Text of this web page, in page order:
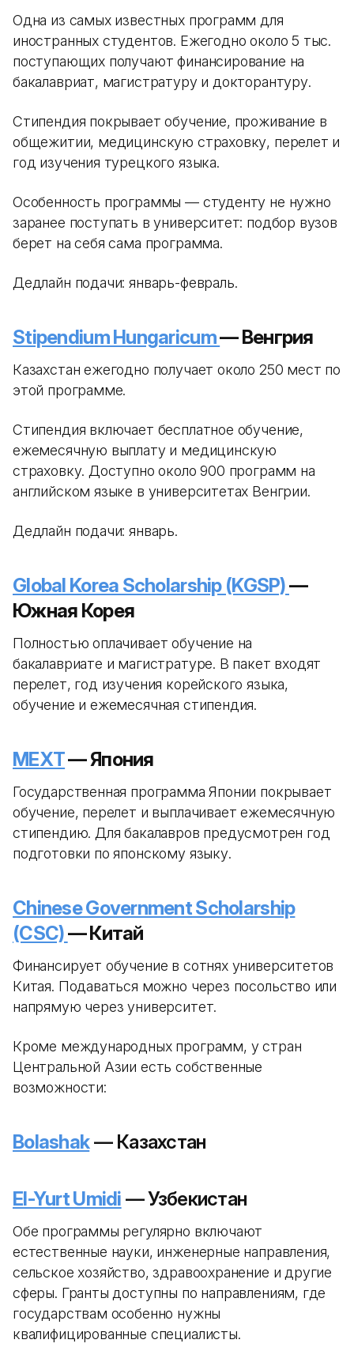
Одна из самых известных программ для
иностранных студентов. Ежегодно около 5 тыс.
поступающих получают финансирование на
бакалавриат, магистратуру и докторантуру.
Стипендия покрывает обучение, проживание в
общежитии, медицинскую страховку, перелет и
год изучения турецкого языка.
Особенность программы — студенту не нужно
заранее поступать в университет: подбор вузов
берет на себя сама программа.
Дедлайн подачи: январь-февраль.
Stipendium Hungaricum— Венгрия
Казахстан ежегодно получает около 250 мест по
этой программе.
Стипендия включает бесплатное обучение,
ежемесячную выплату и медицинскую
страховку. Доступно около 900 программ на
английском языке в университетах Венгрии.
Дедлайн подачи: январь.
Global Korea Scholarship (KGSP)—
Южная Корея
Полностью оплачивает обучение на
бакалавриате и магистратуре. В пакет входят
перелет, год изучения корейского языка,
обучение и ежемесячная стипендия.
MEXT— Япония
Государственная программа Японии покрывает
обучение, перелет и выплачивает ежемесячную
стипендию. Для бакалавров предусмотрен год
подготовки по японскому языку.
Chinese Government Scholarship
(CSC)— Китай
Финансирует обучение в сотнях университетов
Китая. Подаваться можно через посольство или
напрямую через университет.
Кроме международных программ, у стран
Центральной Азии есть собственные
возможности:
Bolashak— Казахстан
El-Yurt Umidi — Узбекистан
Обе программы регулярно включают
естественные науки, инженерные направления,
сельское хозяйство, здравоохранение и другие
сферы. Гранты доступны по направлениям, где
государствам особенно нужны
квалифицированные специалисты.